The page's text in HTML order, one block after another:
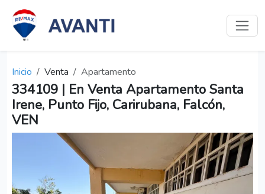
Inicio Venta Apartamento
334109 | En Venta Apartamento Santa
Irene, Punto Fijo, Carirubana, Falcón,
VEN